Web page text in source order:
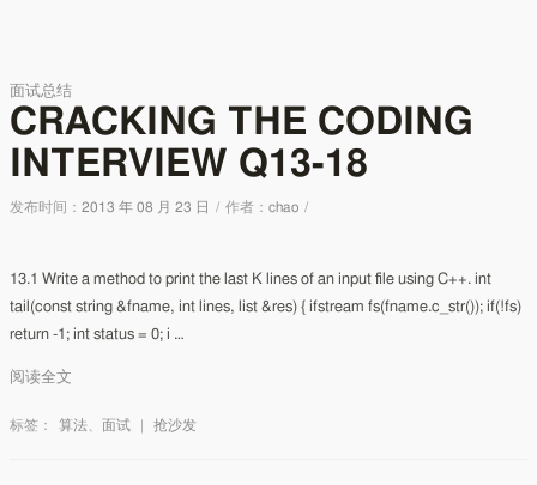
面试总结
CRACKING THE CODING
INTERVIEW Q13-18
发布时间：2013 年 08 月 23 日 / 作者：chao /
13.1 Write a method to print the last K lines of an input file using C++. int
tail(const string &fname, int lines, list &res) { ifstream fs(fname.c_str()); if(!fs)
return -1; int status = 0; i …
阅读全文
标签： 算法 、面试 抢沙发